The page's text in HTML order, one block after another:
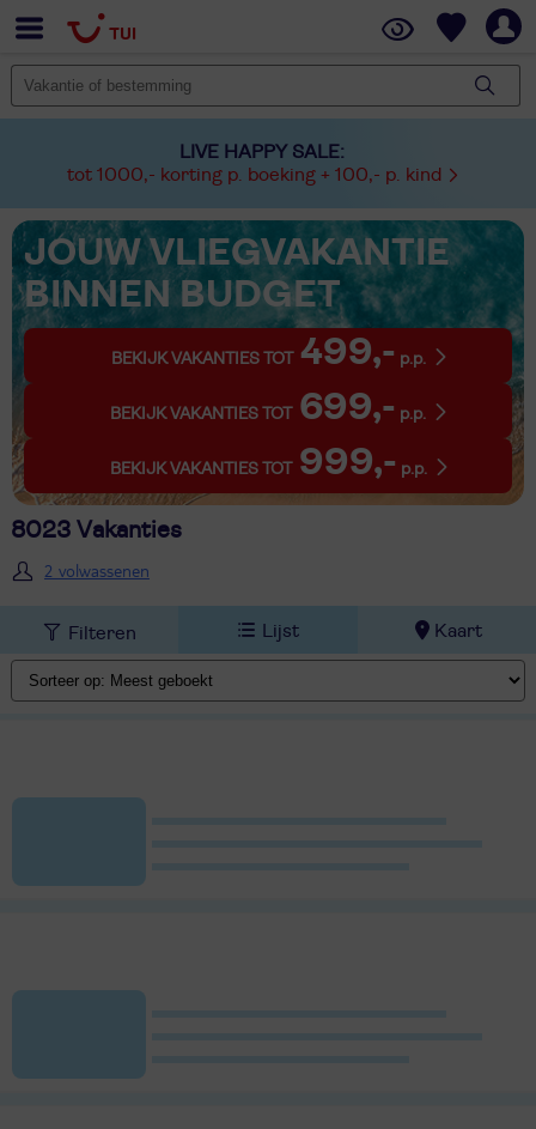
LIVE HAPPY SALE:
tot 1000,- korting p. boeking + 100,- p. kind
JOUW VLIEGVAKANTIE
BINNEN BUDGET
BEKIJK VAKANTIES TOT 499,- p.p.
BEKIJK VAKANTIES TOT 699,- p.p.
BEKIJK VAKANTIES TOT 999,- p.p.
8023 Vakanties
2 volwassenen
Filteren Lijst Kaart